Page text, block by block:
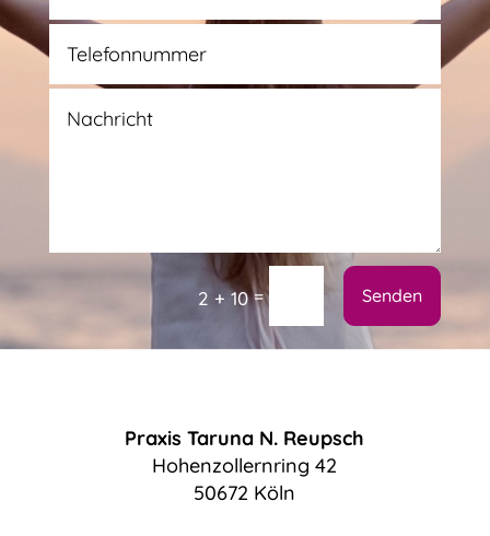
2 + 10= Senden
Praxis Taruna N. Reupsch
Hohenzollernring 42
50672 Köln